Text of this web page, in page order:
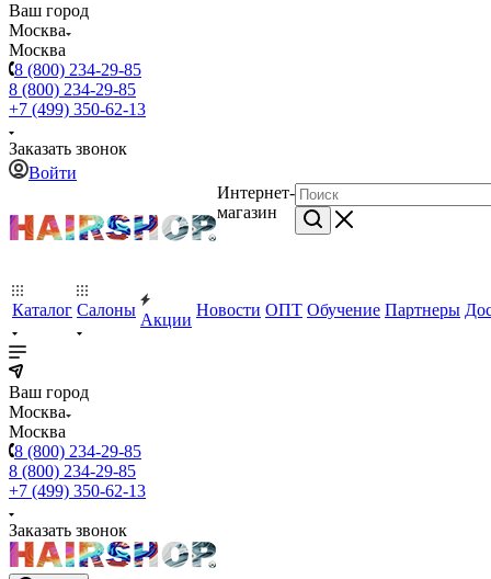
Ваш город
Москва
Москва
8 (800) 234-29-85
8 (800) 234-29-85
+7 (499) 350-62-13
Заказать звонок
Войти
Интернет-
магазин
Каталог Салоны
Акции
Новости ОПТ Обучение Партнеры
Ваш город
Москва
Москва
8 (800) 234-29-85
8 (800) 234-29-85
+7 (499) 350-62-13
Заказать звонок